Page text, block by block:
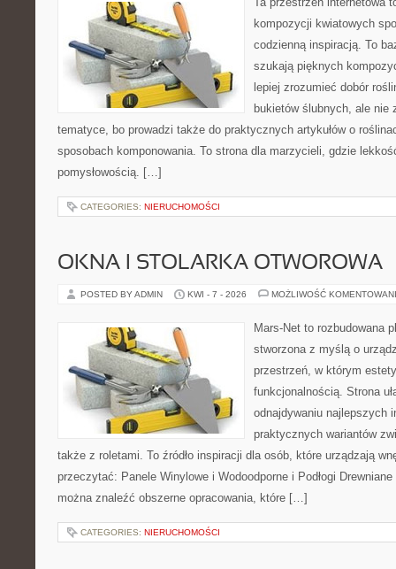
kompozycji kwiatowych
codzienną inspiracją. To
szukają pięknych
lepiej zrozumieć dobór
bukietów ślubnych, ale nie
tematyce, bo prowadzi także do praktycznych artykułów o
sposobach komponowania. To strona dla marzycieli, gdzie
pomysłowością. […]
CATEGORIES: NIERUCHOMOŚCI
OKNA I STOLARKA OTWOROWA
POSTED BY ADMIN KWI - 7 - 2026 MOŻLIWOŚĆ
Mars-Net to rozbudowana
stworzona z myślą o
przestrzeń, w którym
funkcjonalnością. Strona
odnajdywaniu najlepszych
praktycznych wariantów
także z roletami. To źródło inspiracji dla osób, które urządzają
przeczytać: Panele Winylowe i Wodoodporne i Podłogi
można znaleźć obszerne opracowania, które […]
CATEGORIES: NIERUCHOMOŚCI